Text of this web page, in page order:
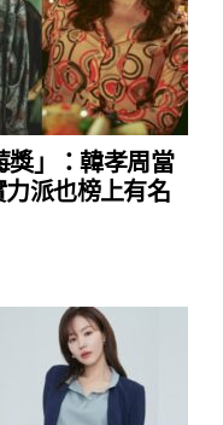
」：韓孝周當
派也榜上有名